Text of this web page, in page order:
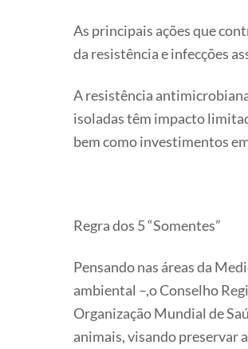
As principais ações que
da resistência e infecções
A resistência
isoladas têm impacto
bem como investimentos
Regra dos 5 “Somentes”
Pensando nas áreas da
ambiental –,o Conselho
Organização Mundial de
animais, visando preservar